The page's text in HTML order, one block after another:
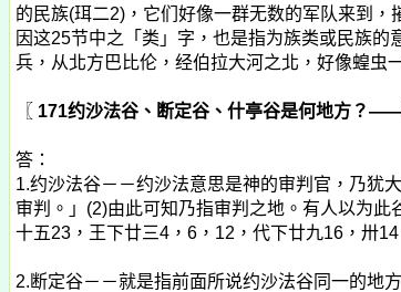
的民族(珥二2)，它们好像一群无数的军队来到
因这25节中之「类」字，也是指为族类或民族
兵，从北方巴比伦，经伯拉大河之北，好像蝗虫
〖 171约沙法谷、断定谷、什亭谷是何地方？
答：
1.约沙法谷－－约沙法意思是神的审判官，乃犹
审判。」(2)由此可知乃指审判之地。有人以为
十五23，王下廿三4，6，12，代下廿九16，卅
2.断定谷－－就是指前面所说约沙法谷同一的地